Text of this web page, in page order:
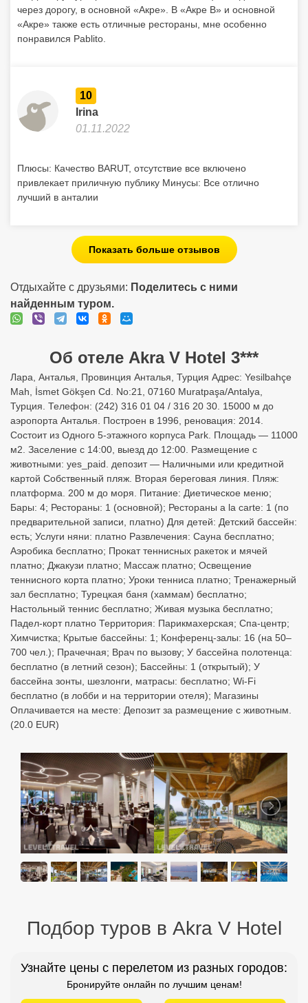
через дорогу, в основной «Акре». В «Акре В» и основной
«Акре» также есть отличные рестораны, мне особенно
понравился Pablito.
10
Irina
01.11.2022
Плюсы: Качество BARUT, отсутствие все включено
привлекает приличную публику Минусы: Все отлично
лучший в анталии
Показать больше отзывов
Отдыхайте с друзьями: Поделитесь с ними
найденным туром.
Об отеле Akra V Hotel 3***
Лара, Анталья, Провинция Анталья, Турция Адрес: Yesilbahçe
Mah, İsmet Gökşen Cd. No:21, 07160 Muratpaşa/Antalya,
Турция. Телефон: (242) 316 01 04 / 316 20 30. 15000 м до
аэропорта Анталья. Построен в 1996, реновация: 2014.
Состоит из Одного 5-этажного корпуса Park. Площадь — 11000
м2. Заселение с 14:00, выезд до 12:00. Размещение с
животными: yes_paid. депозит — Наличными или кредитной
картой Собственный пляж. Вторая береговая линия. Пляж:
платформа. 200 м до моря. Питание: Диетическое меню;
Бары: 4; Рестораны: 1 (основной); Рестораны a la carte: 1 (по
предварительной записи, платно) Для детей: Детский бассейн:
есть; Услуги няни: платно Развлечения: Сауна бесплатно;
Аэробика бесплатно; Прокат теннисных ракеток и мячей
платно; Джакузи платно; Массаж платно; Освещение
теннисного корта платно; Уроки тенниса платно; Тренажерный
зал бесплатно; Турецкая баня (хаммам) бесплатно;
Настольный теннис бесплатно; Живая музыка бесплатно;
Падел-корт платно Территория: Парикмахерская; Спа-центр;
Химчистка; Крытые бассейны: 1; Конференц-залы: 16 (на 50–
700 чел.); Прачечная; Врач по вызову; У бассейна полотенца:
бесплатно (в летний сезон); Бассейны: 1 (открытый); У
бассейна зонты, шезлонги, матрасы: бесплатно; Wi-Fi
бесплатно (в лобби и на территории отеля); Магазины
Оплачивается на месте: Депозит за размещение с животным.
(20.0 EUR)
Подбор туров в Akra V Hotel
Узнайте цены с перелетом из разных городов:
Бронируйте онлайн по лучшим ценам!